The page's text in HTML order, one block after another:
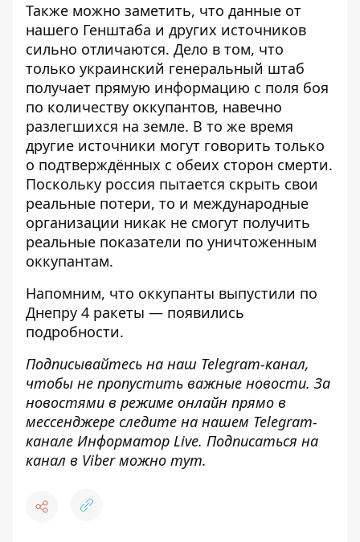
Также можно заметить, что данные от
нашего Генштаба и других источников
сильно отличаются. Дело в том, что
только украинский генеральный штаб
получает прямую информацию с поля боя
по количеству оккупантов, навечно
разлегшихся на земле. В то же время
другие источники могут говорить только
о подтверждённых с обеих сторон смерти.
Поскольку россия пытается скрыть свои
реальные потери, то и международные
организации никак не смогут получить
реальные показатели по уничтоженным
оккупантам.
Напомним, что оккупанты выпустили по
Днепру 4 ракеты — появились
подробности.
Подписывайтесь на наш Telegram-канал,
чтобы не пропустить важные новости. За
новостями в режиме онлайн прямо в
мессенджере следите на нашем Telegram-
канале Информатор Live. Подписаться на
канал в Viber можно тут.